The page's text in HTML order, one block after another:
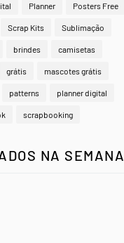
Planner Posters Free
Scrap Kits Sublimação
brindes camisetas
grátis mascotes grátis
patterns planner digital
scrapbooking
NA SEMANA